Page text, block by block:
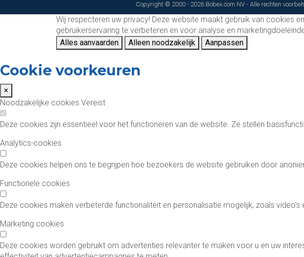
Copyright © 2000 - 2026 Bobex.com NV - Alle rechten
Wij respecteren uw privacy! Deze website maakt gebruik van cookies
gebruikerservaring te verbeteren en voor analyse en
Alles aanvaarden
Alleen noodzakelijk Aanpassen
Cookie voorkeuren
×
Noodzakelijke cookies Vereist
Deze cookies zijn essentieel voor het functioneren van de website. Ze stellen
Analytics-cookies
Deze cookies helpen ons te begrijpen hoe bezoekers de website gebruiken door
Functionele cookies
Deze cookies maken verbeterde functionaliteit en personalisatie mogelijk, zoals
Marketing cookies
Deze cookies worden gebruikt om advertenties relevanter te maken voor u en uw